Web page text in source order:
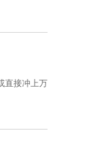
直接冲上万